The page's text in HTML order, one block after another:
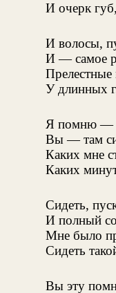
И очерк губ,
И волосы,
И — самое
У длинных
Я помню —
Вы — там
Каких мне
Каких
Сидеть,
И полный
Мне было
Сидеть
Вы эту